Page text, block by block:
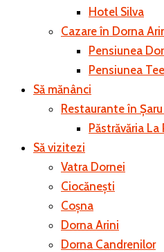
Hotel Silva
Cazare în Dorna
Pensiunea
Pensiunea
Să mănânci
Restaurante în
Păstrăvăria
Să vizitezi
Vatra Dornei
Ciocănești
Coșna
Dorna Arini
Dorna Candrenilor